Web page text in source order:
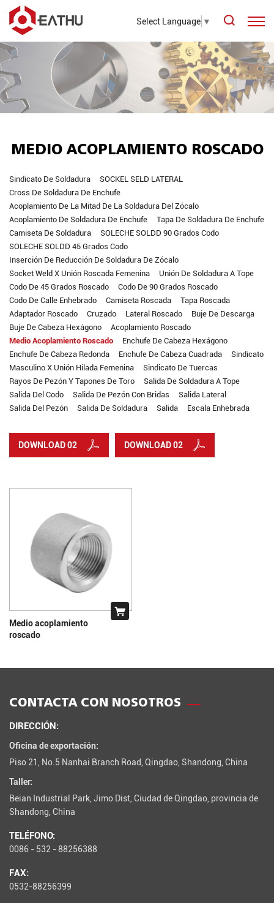
Select Language ▼
MEDIO ACOPLAMIENTO ROSCADO
Sindicato De Soldadura
SOCKEL SELD LATERAL
Cross De Soldadura De Enchufe
Acoplamiento De La Mitad De La Soldadura Del Zócalo
Acoplamiento De Soldadura De Enchufe
Tapa De Soldadura De Enchufe
Camiseta De Soldadura
SOLECHE SOLDD 90 Grados Codo
SOLECHE SOLDD 45 Grados Codo
Inserción De Reducción De Soldadura De Zócalo
Socket Weld X Unión Roscada Femenina
Unión De Soldadura A Tope
Codo De 45 Grados Roscado
Codo De 90 Grados Roscado
Codo De Calle Enhebrado
Camiseta Roscada
Tapa Roscada
Adaptador Roscado
Cruzado Lateral Roscado
Buje De Descarga
Buje De Cabeza Hexágono
Acoplamiento Roscado
Medio Acoplamiento Roscado
Enchufe De Cabeza Hexágono
Enchufe De Cabeza Redonda
Enchufe De Cabeza Cuadrada
Sindicato
Masculino X Unión Hilada Femenina
Sindicato De Tuercas
Rayos De Pezón Y Tapones De Toro
Salida De Soldadura A Tope
Salida Del Codo
Salida De Pezón Con Bridas
Salida Lateral
Salida Del Pezón
Salida De Soldadura Salida Escala Enhebrada
DOWNLOAD 02 DOWNLOAD 02
Medio acoplamiento
roscado
CONTACTA CON NOSOTROS
DIRECCIÓN:
Oficina de exportación:
Piso 21, No.5 Nanhai Branch Road, Qingdao, Shandong, China
Taller:
Beian Industrial Park, Jimo Dist, Ciudad de Qingdao, provincia de
Shandong, China
TELÉFONO:
0086 - 532 - 88256388
FAX:
0532-88256399